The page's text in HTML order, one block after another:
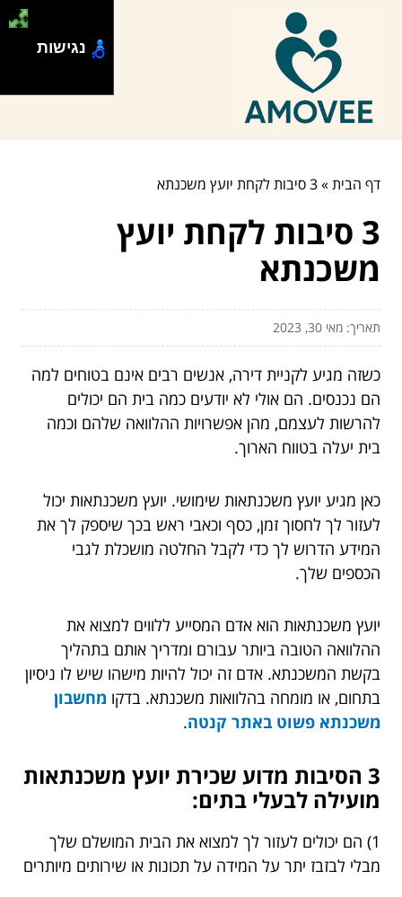
דף הבית»3 סיבות לקחת יועץ משכנתא
3 סיבות לקחת יועץ
משכנתא
תאריך: מאי 30, 2023
כשזה מגיע לקניית דירה, אנשים רבים אינם בטוחים למה
הם נכנסים. הם אולי לא יודעים כמה בית הם יכולים
להרשות לעצמם, מהן אפשרויות ההלוואה שלהם וכמה
בית יעלה בטווח הארוך.
כאן מגיע יועץ משכנתאות שימושי. יועץ משכנתאות יכול
לעזור לך לחסוך זמן, כסף וכאבי ראש בכך שיספק לך את
המידע הדרוש לך כדי לקבל החלטה מושכלת לגבי
הכספים שלך.
יועץ משכנתאות הוא אדם המסייע ללווים למצוא את
ההלוואה הטובה ביותר עבורם ומדריך אותם בתהליך
בקשת המשכנתא. אדם זה יכול להיות מישהו שיש לו ניסיון
בתחום, או מומחה בהלוואות משכנתא. בדקו מחשבון
משכנתא פשוט באתר קנטה.
3 הסיבות מדוע שכירת יועץ משכנתאות
מועילה לבעלי בתים:
1) הם יכולים לעזור לך למצוא את הבית המושלם שלך
מבלי לבזבז יתר על המידה על תכונות או שירותים מיותרים
נגישות